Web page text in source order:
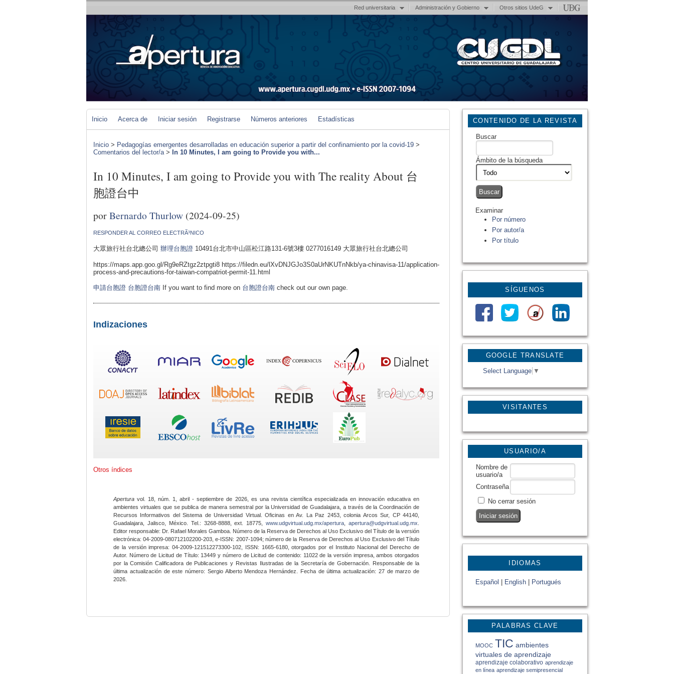
Red universitaria Administración y Gobierno Otros sitios UdeG
GOOGLE TRANSLATE
Select Language ▼
VISITANTES
CONTENIDO DE LA REVISTA
Buscar
Ámbito de la búsqueda
Examinar
Por número
Por autor/a
Por título
SÍGUENOS
USUARIO/A
Nombre de
usuario/a
Contraseña
No cerrar sesión
IDIOMAS
Español English Portugués
PALABRAS CLAVE
MOOC TIC ambientes
virtuales de aprendizaje
aprendizaje colaborativo aprendizaje
en línea aprendizaje semipresencial
Inicio Acerca de Iniciar sesión Registrarse Números anteriores Estadísticas
Inicio > Pedagogías emergentes desarrolladas en educación superior a partir del confinamiento por la covid-19 >
Comentarios del lector/a> In 10 Minutes, I am going to Provide you with...
In 10 Minutes, I am going to Provide you with The reality About 台
胞證台中
porBernardo Thurlow (2024-09-25)
RESPONDER AL CORREO ELECTRÃ³NICO
大眾旅行社台北總公司 辦理台胞證 10491台北市中山區松江路131-6號3樓 0277016149 大眾旅行社台北總公司
https://maps.app.goo.gl/Rg9eRZtgz2ztpgti8 https://filedn.eu/lXvDNJGJo3S0aUrNKUTnNkb/ya-chinavisa-11/application-
process-and-precautions-for-taiwan-compatriot-permit-11.html
申請台胞證 台胞證台南 If you want to find more on 台胞證台南 check out our own page.
Indizaciones
Otros índices
Apertura vol. 18, núm. 1, abril - septiembre de 2026, es una revista científica especializada en innovación educativa en
ambientes virtuales que se publica de manera semestral por la Universidad de Guadalajara, a través de la Coordinación de
Recursos Informativos del Sistema de Universidad Virtual. Oficinas en Av. La Paz 2453, colonia Arcos Sur, CP 44140,
Guadalajara, Jalisco, México. Tel.: 3268-8888, ext. 18775,www.udgvirtual.udg.mx/apertura apertura@udgvirtual.udg.mx
Editor responsable: Dr. Rafael Morales Gamboa. Número de la Reserva de Derechos al Uso Exclusivo del Título de la versión
electrónica: 04-2009-080712102200-203, e-ISSN: 2007-1094; número de la Reserva de Derechos al Uso Exclusivo del Título
de la versión impresa: 04-2009-121512273300-102, ISSN: 1665-6180, otorgados por el Instituto Nacional del Derecho de
Autor. Número de Licitud de Título: 13449 y número de Licitud de contenido: 11022 de la versión impresa, ambos otorgados
por la Comisión Calificadora de Publicaciones y Revistas Ilustradas de la Secretaría de Gobernación. Responsable de la
última actualización de este número: Sergio Alberto Mendoza Hernández. Fecha de última actualización: 27 de marzo de
2026.